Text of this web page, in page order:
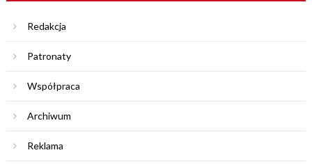
Redakcja
Patronaty
Współpraca
Archiwum
Reklama